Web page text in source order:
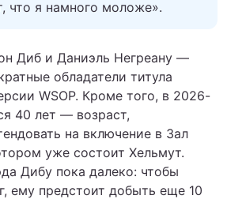
что я намного моложе».
Диб и Даниэль Негреану —
обладатели титула
WSOP. Кроме того, в 2026-
40 лет — возраст,
на включение в Зал
уже состоит Хельмут.
Дибу пока далеко: чтобы
ему предстоит добыть еще 10